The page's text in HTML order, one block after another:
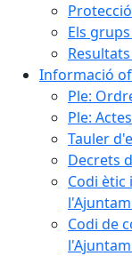
Els
Informació
Ple:
Ple: Actes
Tauler
Decrets
Codi
Codi de